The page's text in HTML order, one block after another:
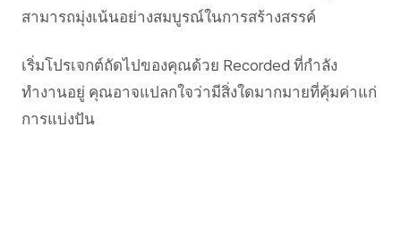
สามารถมุ่งเน้นอย่างสมบูรณ์ในการสร้างสรรค์
เริ่มโปรเจกต์ถัดไปของคุณด้วย Recorded ที่กำลัง
ทำงานอยู่ คุณอาจแปลกใจว่ามีสิ่งใดมากมายที่คุ้มค่าแก่
การแบ่งปัน